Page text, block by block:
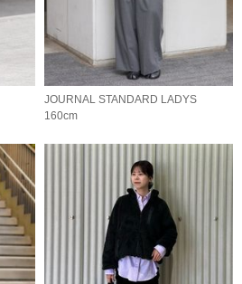
JOURNAL STANDARD LADYS
160cm